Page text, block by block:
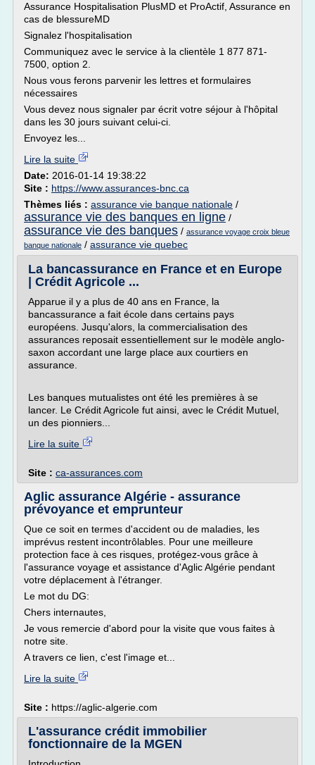
Assurance Hospitalisation PlusMD et ProActif, Assurance en
cas de blessureMD
Signalez l'hospitalisation
Communiquez avec le service à la clientèle 1 877 871-
7500, option 2.
Nous vous ferons parvenir les lettres et formulaires
nécessaires
Vous devez nous signaler par écrit votre séjour à l'hôpital
dans les 30 jours suivant celui-ci.
Envoyez les...
Lire la suite
Date: 2016-01-14 19:38:22
Site : https://www.assurances-bnc.ca
Thèmes liés : assurance vie banque nationale /
assurance vie des banques en ligne /
assurance vie des banques / assurance voyage croix bleue
banque nationale / assurance vie quebec
La bancassurance en France et en Europe
| Crédit Agricole ...
Apparue il y a plus de 40 ans en France, la
bancassurance a fait école dans certains pays
européens. Jusqu'alors, la commercialisation des
assurances reposait essentiellement sur le modèle anglo-
saxon accordant une large place aux courtiers en
assurance.
Les banques mutualistes ont été les premières à se
lancer. Le Crédit Agricole fut ainsi, avec le Crédit Mutuel,
un des pionniers...
Lire la suite
Site : ca-assurances.com
Aglic assurance Algérie - assurance
prévoyance et emprunteur
Que ce soit en termes d'accident ou de maladies, les
imprévus restent incontrôlables. Pour une meilleure
protection face à ces risques, protégez-vous grâce à
l'assurance voyage et assistance d'Aglic Algérie pendant
votre déplacement à l'étranger.
Le mot du DG:
Chers internautes,
Je vous remercie d'abord pour la visite que vous faites à
notre site.
A travers ce lien, c'est l'image et...
Lire la suite
Site : https://aglic-algerie.com
L'assurance crédit immobilier
fonctionnaire de la MGEN